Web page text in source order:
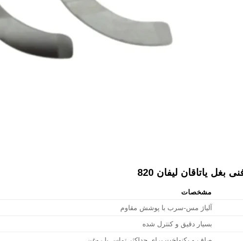
یاتاقان لیفان 820
مشخصات
آلیاژ مس-سرب با پوشش مقاوم
بسیار دقیق و کنترل شده